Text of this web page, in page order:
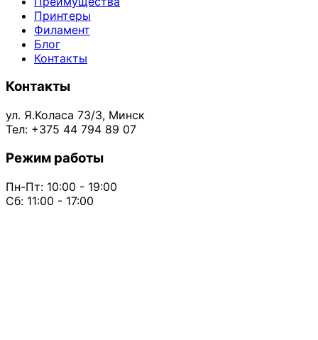
Принтеры
Филамент
Блог
Контакты
Контакты
ул. Я.Коласа 73/3, Минск
Тел: +375 44 794 89 07
Режим работы
Пн-Пт: 10:00 - 19:00
Сб: 11:00 - 17:00